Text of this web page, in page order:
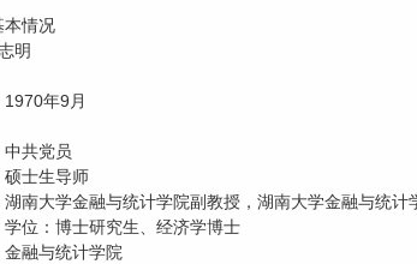
本情况
明
年9月
共党员
硕士生导师
湖南大学金融与统计学院副教授，湖南大学金融与统
学位：博士研究生、经济学博士
金融与统计学院